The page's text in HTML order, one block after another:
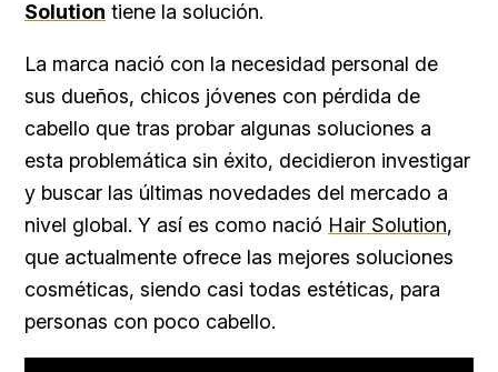
Solution tiene la solución.
La marca nació con la necesidad personal de
sus dueños, chicos jóvenes con pérdida de
cabello que tras probar algunas soluciones a
esta problemática sin éxito, decidieron investigar
y buscar las últimas novedades del mercado a
nivel global. Y así es como nació Hair Solution,
que actualmente ofrece las mejores soluciones
cosméticas, siendo casi todas estéticas, para
personas con poco cabello.